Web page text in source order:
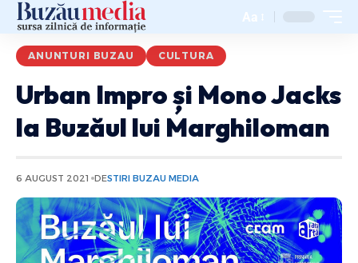
Aa
ANUNTURI BUZAU CULTURA
Urban Impro și Mono Jacks
la Buzăul lui Marghiloman
6 AUGUST 2021 DESTIRI BUZAU MEDIA